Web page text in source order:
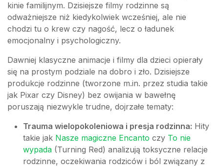
kinie familijnym. Dzisiejsze filmy rodzinne są
odważniejsze niż kiedykolwiek wcześniej, ale nie
chodzi tu o krew czy nagość, lecz o ładunek
emocjonalny i psychologiczny.
Dawniej klasyczne animacje i filmy dla dzieci opierały
się na prostym podziale na dobro i zło. Dzisiejsze
produkcje rodzinne (tworzone m.in. przez studia takie
jak Pixar czy Disney) bez owijania w bawełnę
poruszają niezwykle trudne, dojrzałe tematy:
Trauma wielopokoleniowa i presja rodzinna: Hity
takie jak Nasze magiczne Encanto czy To nie
wypada (Turning Red) analizują toksyczne relacje
rodzinne, oczekiwania rodziców i ból związany z